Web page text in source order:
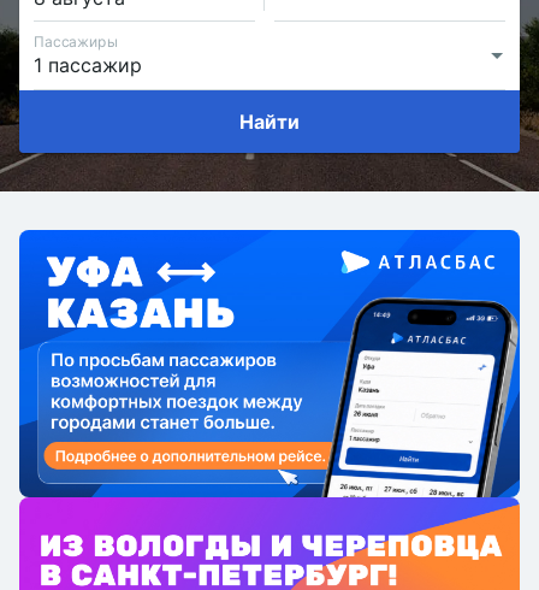
Пассажиры
Найти